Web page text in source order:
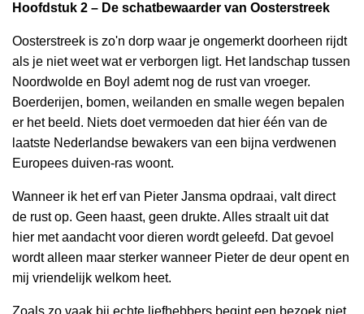
Hoofdstuk 2 – De schatbewaarder van Oosterstreek
Oosterstreek is zo'n dorp waar je ongemerkt doorheen rijdt
als je niet weet wat er verborgen ligt. Het landschap tussen
Noordwolde en Boyl ademt nog de rust van vroeger.
Boerderijen, bomen, weilanden en smalle wegen bepalen
er het beeld. Niets doet vermoeden dat hier één van de
laatste Nederlandse bewakers van een bijna verdwenen
Europees duiven-ras woont.
Wanneer ik het erf van Pieter Jansma opdraai, valt direct
de rust op. Geen haast, geen drukte. Alles straalt uit dat
hier met aandacht voor dieren wordt geleefd. Dat gevoel
wordt alleen maar sterker wanneer Pieter de deur opent en
mij vriendelijk welkom heet.